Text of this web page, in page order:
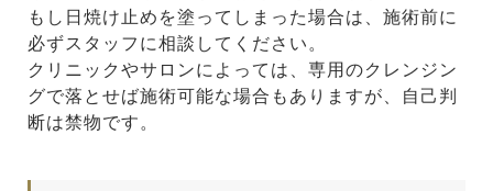
もし日焼け止めを塗ってしまった場合は、施術前に
必ずスタッフに相談してください。
クリニックやサロンによっては、専用のクレンジン
グで落とせば施術可能な場合もありますが、自己判
断は禁物です。